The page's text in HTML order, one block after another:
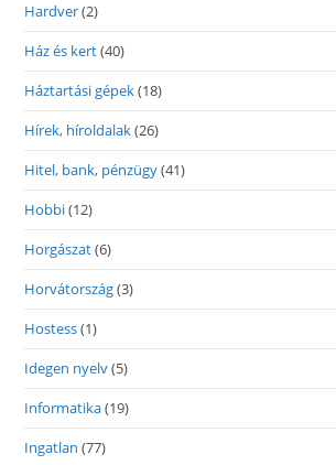
Hardver(2)
Ház és kert(40)
Háztartási gépek(18)
Hírek, híroldalak(26)
Hitel, bank, pénzügy(41)
Hobbi(12)
Horgászat(6)
Horvátország(3)
Hostess(1)
Idegen nyelv(5)
Informatika(19)
Ingatlan (77)